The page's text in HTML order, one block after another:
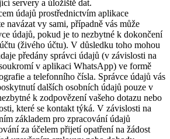
servery a úložiště dat.
údajů prostřednictvím aplikace
navázat vy sami, případně vás může
údajů, pokud je to nezbytné k dokončení
(živého účtu). V důsledku toho mohou
předány správci údajů (v závislosti na
v aplikaci WhatsApp) ve formě
a telefonního čísla. Správce údajů vás
dalších osobních údajů pouze v
k zodpovězení vašeho dotazu nebo
které se kontakt týká. V závislosti na
základem pro zpracování údajů
za účelem přijetí opatření na žádost